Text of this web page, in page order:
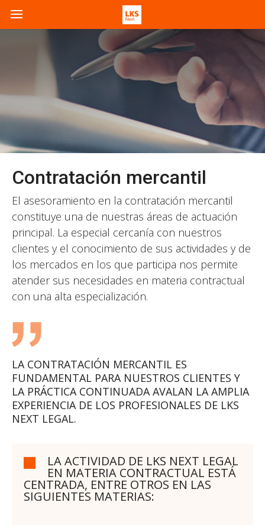
Contratación mercantil
El asesoramiento en la contratación mercantil
constituye una de nuestras áreas de actuación
principal. La especial cercanía con nuestros
clientes y el conocimiento de sus actividades y de
los mercados en los que participa nos permite
atender sus necesidades en materia contractual
con una alta especialización.
LA CONTRATACIÓN MERCANTIL ES
FUNDAMENTAL PARA NUESTROS CLIENTES Y
LA PRÁCTICA CONTINUADA AVALAN LA AMPLIA
EXPERIENCIA DE LOS PROFESIONALES DE LKS
NEXT LEGAL.
LA ACTIVIDAD DE LKS NEXT LEGAL
EN MATERIA CONTRACTUAL ESTÁ
CENTRADA, ENTRE OTROS EN LAS
SIGUIENTES MATERIAS: